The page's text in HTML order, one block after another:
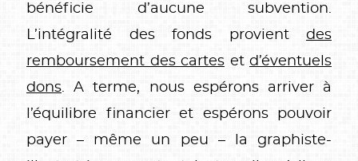
bénéficie d’aucune subvention.
L’intégralité des fonds provient des
remboursement des cartes et d’éventuels
dons. A terme, nous espérons arriver à
l’équilibre financier et espérons pouvoir
payer – même un peu – la graphiste-